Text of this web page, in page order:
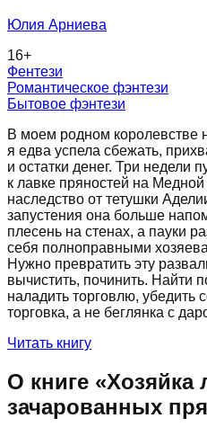
Юлия Арниева
16+
Фентези
Романтическое фэнтези
Бытовое фэнтези
В моем родном королевстве
я едва успела сбежать,
и остатки денег. Три недели
к лавке пряностей на
наследство от тетушки
запустения она больше
плесень на стенах, а пауки
себя полноправными
Нужно превратить эту
вычистить, починить. Найти
наладить торговлю, убедить
торговка, а не беглянка с
Читать книгу
О книге «Хозяйка
зачарованных